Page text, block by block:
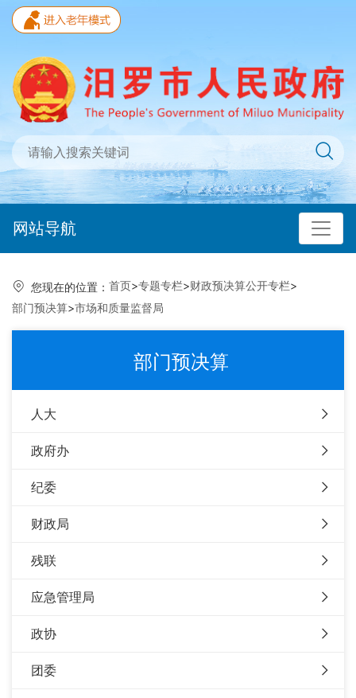
网站导航
您现在的位置： 首页>专题专栏>财政预决算公开专栏>
部门预决算>市场和质量监督局
部门预决算
人大
政府办
纪委
财政局
残联
应急管理局
政协
团委